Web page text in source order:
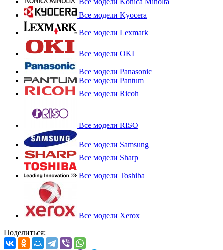
Все модели Kyocera
Все модели Lexmark
Все модели OKI
Все модели Panasonic
Все модели Pantum
Все модели Ricoh
Все модели RISO
Все модели Samsung
Все модели Sharp
Все модели Toshiba
Все модели Xerox
Поделиться: